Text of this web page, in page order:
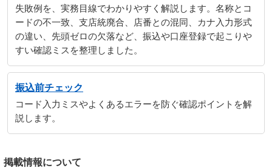
失敗例を、実務目線でわかりやすく解説します。名称とコ
ードの不一致、支店統廃合、店番との混同、カナ入力形式
の違い、先頭ゼロの欠落など、振込や口座登録で起こりや
すい確認ミスを整理しました。
振込前チェック
コード入力ミスやよくあるエラーを防ぐ確認ポイントを解
説します。
掲載情報について